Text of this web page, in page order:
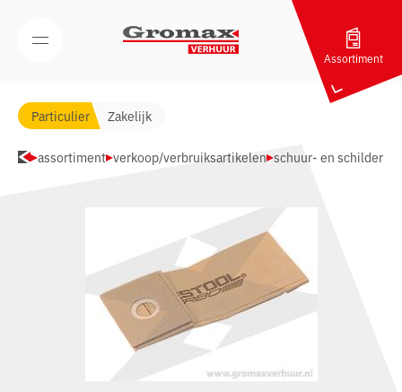
Open/Sluit mobiel menu
Assortiment
Particulier Zakelijk
assortiment verkoop/verbruiksartikelen schuur- en schilder